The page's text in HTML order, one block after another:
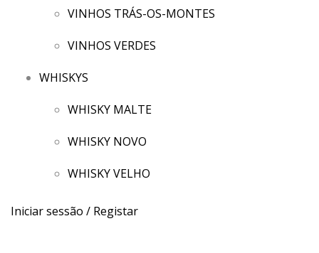
VINHOS TRÁS-OS-MONTES
VINHOS VERDES
WHISKYS
WHISKY MALTE
WHISKY NOVO
WHISKY VELHO
Iniciar sessão / Registar